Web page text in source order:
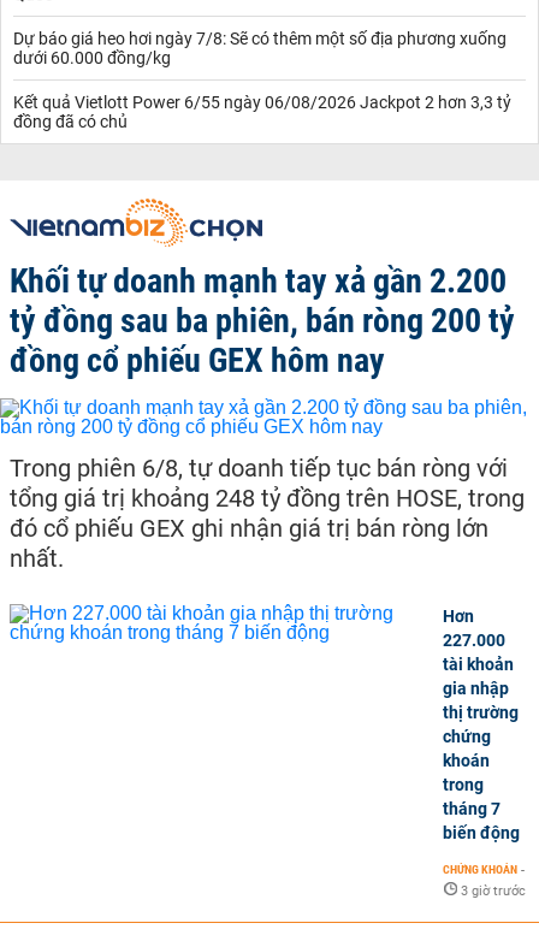
Dự báo giá heo hơi ngày 7/8: Sẽ có thêm một số địa phương xuống
dưới 60.000 đồng/kg
Kết quả Vietlott Power 6/55 ngày 06/08/2026 Jackpot 2 hơn 3,3 tỷ
đồng đã có chủ
Khối tự doanh mạnh tay xả gần 2.200
tỷ đồng sau ba phiên, bán ròng 200 tỷ
đồng cổ phiếu GEX hôm nay
Trong phiên 6/8, tự doanh tiếp tục bán ròng với
tổng giá trị khoảng 248 tỷ đồng trên HOSE, trong
đó cổ phiếu GEX ghi nhận giá trị bán ròng lớn
nhất.
Hơn
227.000
tài khoản
gia nhập
thị trường
chứng
khoán
trong
tháng 7
biến động
CHỨNG KHOÁN -
3 giờ trước